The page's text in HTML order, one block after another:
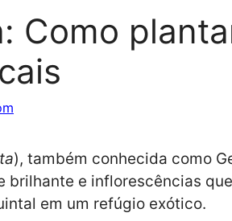
Como
), também conhecida como
brilhante e inflorescências
em um refúgio exótico.